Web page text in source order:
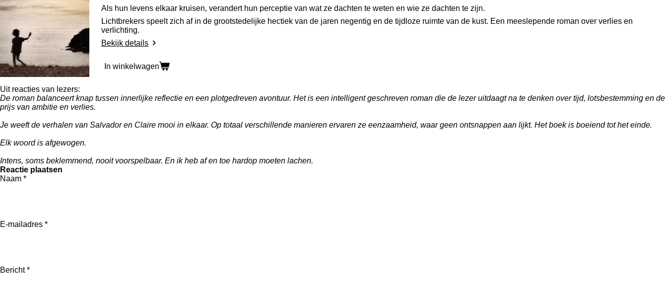
Als hun levens elkaar kruisen, verandert hun perceptie van wat ze dachten te weten en wie ze dachten te zijn.
Lichtbrekers speelt zich af in de grootstedelijke hectiek van de jaren negentig en de tijdloze ruimte van de kust. Een meeslepende roman over verlies en
verlichting.
Bekijk details
In winkelwagen
Uit reacties van lezers:
De roman balanceert knap tussen innerlijke reflectie en een plotgedreven avontuur. Het is een intelligent geschreven roman die de lezer uitdaagt na te denken over tijd, lotsbestemming en de
prijs van ambitie en verlies.
Je weeft de verhalen van Salvador en Claire mooi in elkaar. Op totaal verschillende manieren ervaren ze eenzaamheid, waar geen ontsnappen aan lijkt. Het boek is boeiend tot het einde.
Elk woord is afgewogen.
Intens, soms beklemmend, nooit voorspelbaar. En ik heb af en toe hardop moeten lachen.
Reactie plaatsen
Naam *
E-mailadres *
Bericht *